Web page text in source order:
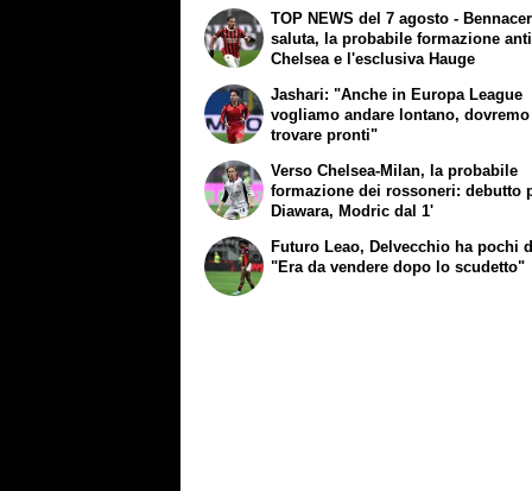
TOP NEWS del 7 agosto - Bennacer
saluta, la probabile formazione anti
Chelsea e l'esclusiva Hauge
Jashari: "Anche in Europa League
vogliamo andare lontano,
trovare pronti"
Verso Chelsea-Milan, la probabile
formazione dei rossoneri: debutto
Diawara, Modric dal 1'
Futuro Leao, Delvecchio ha pochi
"Era da vendere dopo lo scudetto"